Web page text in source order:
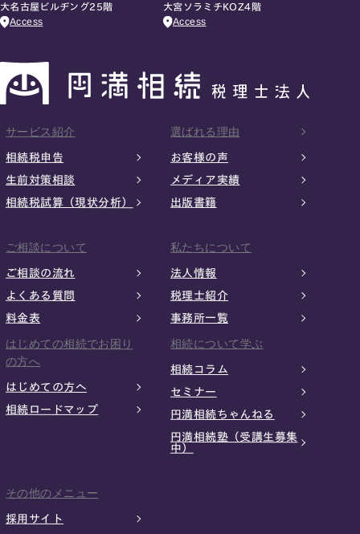
大名古屋ビルヂング25階
Access
大宮ソラミチKOZ4階
Access
サービス紹介
相続税申告
生前対策相談
相続税試算（現状分析）
選ばれる理由
お客様の声
メディア実績
出版書籍
ご相談について
ご相談の流れ
よくある質問
料金表
私たちについて
法人情報
税理士紹介
事務所一覧
はじめての相続でお困り
の方へ
はじめての方へ
相続ロードマップ
相続について学ぶ
相続コラム
セミナー
円満相続ちゃんねる
円満相続塾（受講生募集
中）
その他のメニュー
採用サイト